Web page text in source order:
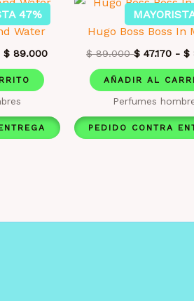
47%
Water
$ 89.000
Hugo Boss Boss In
$89.000 $ 47.170 -$
AÑADIR AL
Perfumes
PEDIDO CONTRA